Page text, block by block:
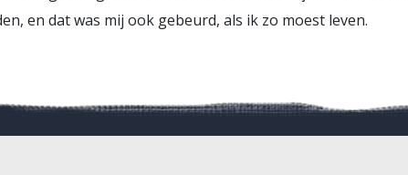
en dat was mij ook gebeurd, als ik zo moest leven.